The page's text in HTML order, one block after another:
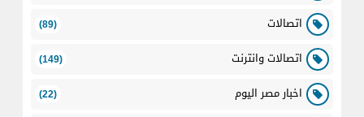
اتصالات (89)
اتصالات وانترنت (149)
اخبار مصر اليوم (22)